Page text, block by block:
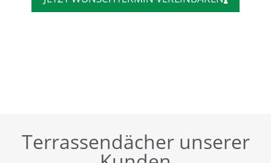
Terrassendächer unserer